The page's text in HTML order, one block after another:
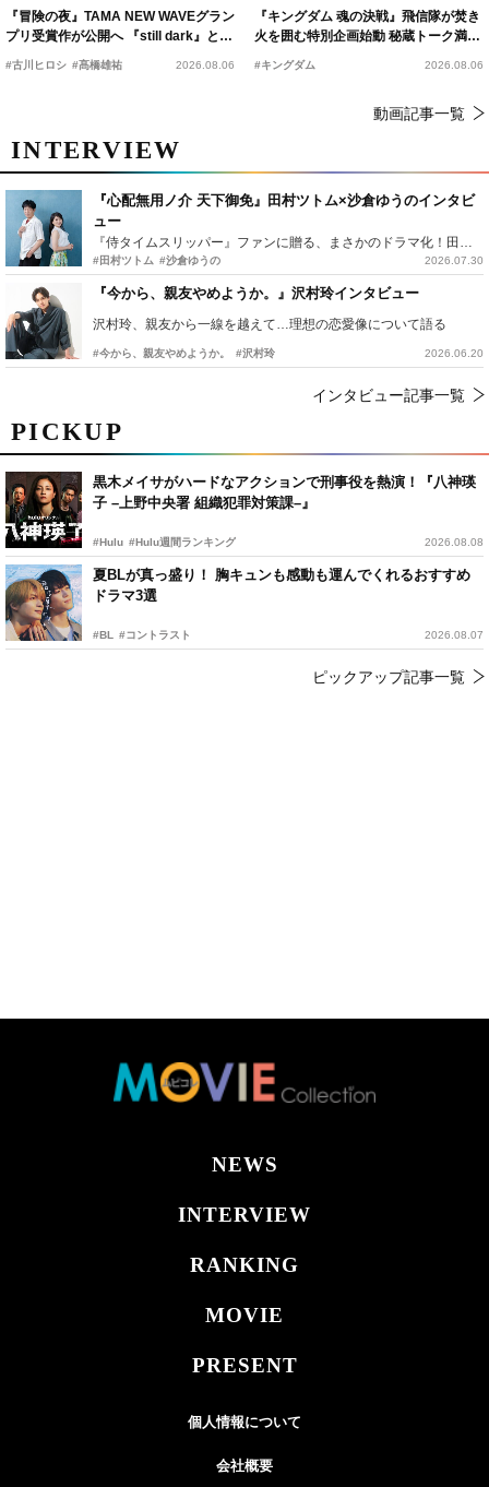
PICKUP
黒木メイサがハードなアクションで刑事役を熱演！『八神瑛
子 –上野中央署 組織犯罪対策課–』
#Hulu #Hulu週間ランキング 2026.08.08
夏BLが真っ盛り！ 胸キュンも感動も運んでくれるおすすめ
ドラマ3選
#BL #コントラスト 2026.08.07
ピックアップ記事一覧
『冒険の夜』TAMA NEW WAVEグラン
プリ受賞作が公開へ 『still dark』と同
時上映決定
#古川ヒロシ #髙橋雄祐 2026.08.06
『キングダム 魂の決戦』飛信隊が焚き
火を囲む特別企画始動 秘蔵トーク満載
の“キングダムキャンプ”開催
#キングダム 2026.08.06
動画記事一覧
INTERVIEW
『心配無用ノ介 天下御免』田村ツトム×沙倉ゆうのインタビ
ュー
#田村ツトム #沙倉ゆうの 2026.07.30
『今から、親友やめようか。』沢村玲インタビュー
沢村玲、親友から一線を越えて…理想の恋愛像について語る
#今から、親友やめようか。 #沢村玲 2026.06.20
インタビュー記事一覧
NEWS
INTERVIEW
RANKING
MOVIE
PRESENT
個人情報について
会社概要